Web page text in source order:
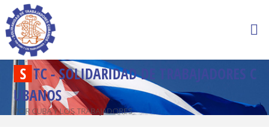
S TC-SOLIDARIDADD R A BAJADORES C
U BANOS
POR CUBA Y LOS TRABAJADORES